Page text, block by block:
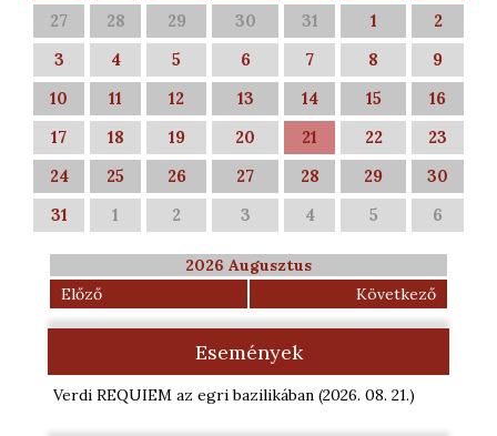
27 28 29 30 31 1
2
3
4 5 6 7 8
9
10
11 12 13 14 15
16
17
18 19 20 21 22
23
24
25 26 27 28 29
30
31
1 2 3 4 5 6
2026 Augusztus
Előző
Következő
Események
Verdi REQUIEM az egri bazilikában (2026. 08. 21.)